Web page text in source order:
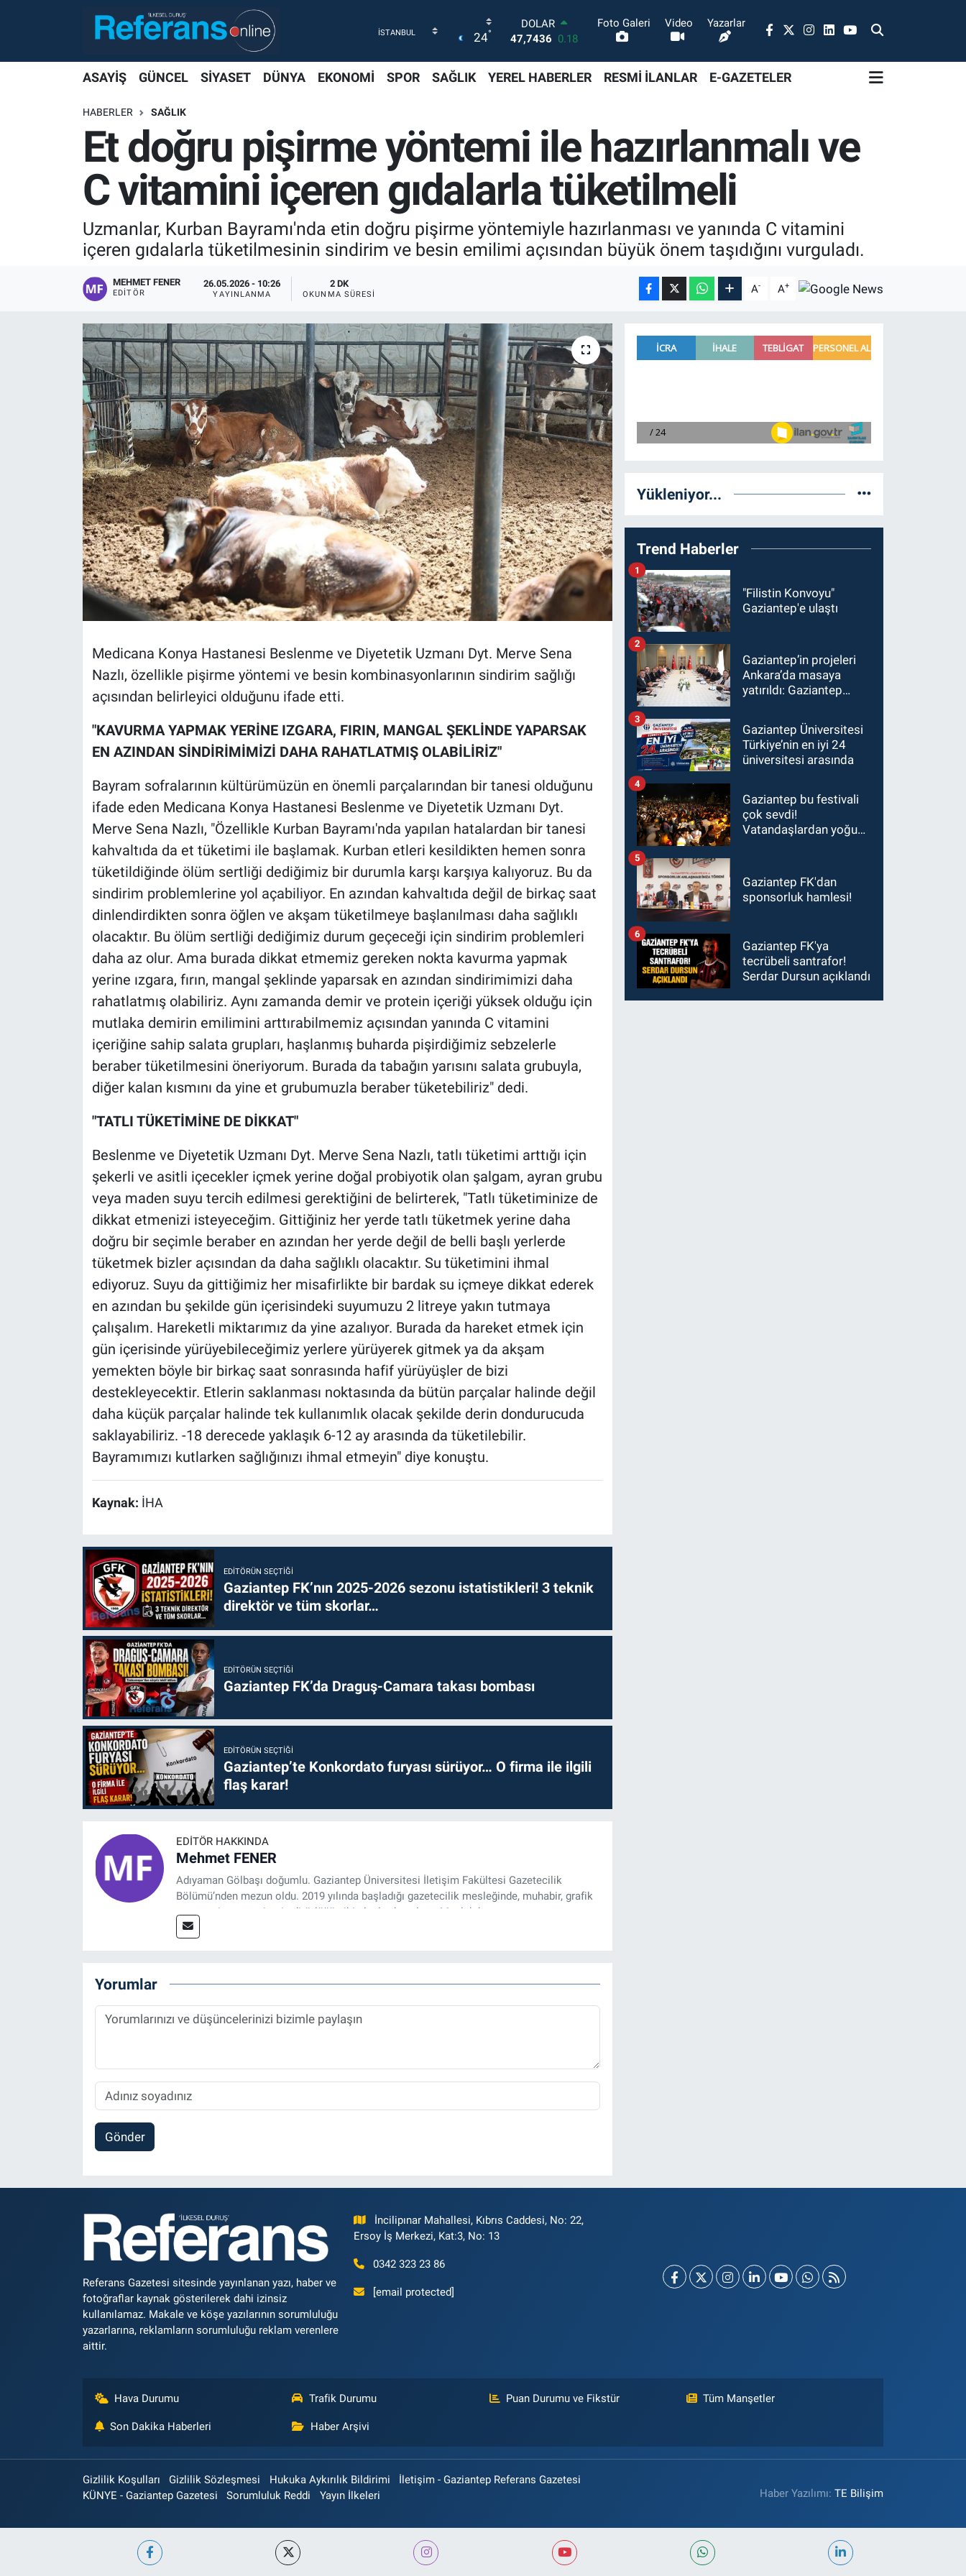
24°
DOLAR
47,7436 0.18
STERLİN
6660.55 0.03
BİST100
13.779 -14
BITCOIN
64.959,79
1.11
Foto Galeri Video Yazarlar
ASAYİŞ GÜNCEL SİYASET DÜNYA EKONOMİ SPOR SAĞLIK YEREL HABERLER RESMİ İLANLAR E-GAZETELER
HABERLER SAĞLIK
Et doğru pişirme yöntemi ile hazırlanmalı ve
C vitamini içeren gıdalarla tüketilmeli
Uzmanlar, Kurban Bayramı'nda etin doğru pişirme yöntemiyle hazırlanması ve yanında C vitamini
içeren gıdalarla tüketilmesinin sindirim ve besin emilimi açısından büyük önem taşıdığını vurguladı.
MEHMET FENER
EDITÖR
26.05.2026 - 10:26
YAYINLANMA
2 DK
OKUNMA SÜRESI A- A+
Medicana Konya Hastanesi Beslenme ve Diyetetik Uzmanı Dyt. Merve Sena
Nazlı, özellikle pişirme yöntemi ve besin kombinasyonlarının sindirim sağlığı
açısından belirleyici olduğunu ifade etti.
"KAVURMA YAPMAK YERİNE IZGARA, FIRIN, MANGAL ŞEKLİNDE YAPARSAK
EN AZINDAN SİNDİRİMİMİZİ DAHA RAHATLATMIŞ OLABİLİRİZ"
Bayram sofralarının kültürümüzün en önemli parçalarından bir tanesi olduğunu
ifade eden Medicana Konya Hastanesi Beslenme ve Diyetetik Uzmanı Dyt.
Merve Sena Nazlı, "Özellikle Kurban Bayramı'nda yapılan hatalardan bir tanesi
kahvaltıda da et tüketimi ile başlamak. Kurban etleri kesildikten hemen sonra
tüketildiğinde ölüm sertliği dediğimiz bir durumla karşı karşıya kalıyoruz. Bu da
sindirim problemlerine yol açabiliyor. En azından kahvaltıda değil de birkaç saat
dinlendirdikten sonra öğlen ve akşam tüketilmeye başlanılması daha sağlıklı
olacaktır. Bu ölüm sertliği dediğimiz durum geçeceği için sindirim problemleri
daha az olur. Ama burada dikkat etmemiz gereken nokta kavurma yapmak
yerine ızgara, fırın, mangal şeklinde yaparsak en azından sindirimimizi daha
rahatlatmış olabiliriz. Aynı zamanda demir ve protein içeriği yüksek olduğu için
mutlaka demirin emilimini arttırabilmemiz açısından yanında C vitamini
içeriğine sahip salata grupları, haşlanmış buharda pişirdiğimiz sebzelerle
beraber tüketilmesini öneriyorum. Burada da tabağın yarısını salata grubuyla,
diğer kalan kısmını da yine et grubumuzla beraber tüketebiliriz" dedi.
"TATLI TÜKETİMİNE DE DİKKAT"
Beslenme ve Diyetetik Uzmanı Dyt. Merve Sena Nazlı, tatlı tüketimi arttığı için
şekerli ve asitli içecekler içmek yerine doğal probiyotik olan şalgam, ayran grubu
veya maden suyu tercih edilmesi gerektiğini de belirterek, "Tatlı tüketiminize de
dikkat etmenizi isteyeceğim. Gittiğiniz her yerde tatlı tüketmek yerine daha
doğru bir seçimle beraber en azından her yerde değil de belli başlı yerlerde
tüketmek bizler açısından da daha sağlıklı olacaktır. Su tüketimini ihmal
ediyoruz. Suyu da gittiğimiz her misafirlikte bir bardak su içmeye dikkat ederek
en azından bu şekilde gün içerisindeki suyumuzu 2 litreye yakın tutmaya
çalışalım. Hareketli miktarımız da yine azalıyor. Burada da hareket etmek için
gün içerisinde yürüyebileceğimiz yerlere yürüyerek gitmek ya da akşam
yemekten böyle bir birkaç saat sonrasında hafif yürüyüşler de bizi
destekleyecektir. Etlerin saklanması noktasında da bütün parçalar halinde değil
daha küçük parçalar halinde tek kullanımlık olacak şekilde derin dondurucuda
saklayabiliriz. -18 derecede yaklaşık 6-12 ay arasında da tüketilebilir.
Bayramımızı kutlarken sağlığınızı ihmal etmeyin" diye konuştu.
Kaynak: İHA
EDITÖRÜN SEÇTIĞI
Gaziantep FK’nın 2025-2026 sezonu istatistikleri! 3 teknik
direktör ve tüm skorlar…
EDITÖRÜN SEÇTIĞI
Gaziantep FK’da Draguş-Camara takası bombası
EDITÖRÜN SEÇTIĞI
Gaziantep’te Konkordato furyası sürüyor… O firma ile ilgili
flaş karar!
EDITÖR HAKKINDA
Mehmet FENER
Adıyaman Gölbaşı doğumlu. Gaziantep Üniversitesi İletişim Fakültesi Gazetecilik
Bölümü’nden mezun oldu. 2019 yılında başladığı gazetecilik mesleğinde, muhabir, grafik
tasarım, internet sitesi editörlüğü gibi alanlarda çalıştı. Meslek hayatına
Referansgazetesi.com.tr’de yazı işleri müdürü ve “Güncel, Spor ve Teknolojiden Sorumlu
Yorumlar
Gönder
Yükleniyor...
Trend Haberler
"Filistin Konvoyu"
Gaziantep'e ulaştı
1
Gaziantep’in projeleri
Ankara’da masaya
yatırıldı: Gaziantep
Şimşek’e ziyaret!
2
Gaziantep Üniversitesi
Türkiye’nin en iyi 24
üniversitesi arasında
3
Gaziantep bu festivali
çok sevdi!
Vatandaşlardan yoğun
4
Gaziantep FK'dan
sponsorluk hamlesi!
5
Gaziantep FK'ya
tecrübeli santrafor!
Serdar Dursun açıklandı
6
Referans Gazetesi sitesinde yayınlanan yazı, haber ve
fotoğraflar kaynak gösterilerek dahi izinsiz
kullanılamaz. Makale ve köşe yazılarının sorumluluğu
yazarlarına, reklamların sorumluluğu reklam verenlere
aittir.
İncilipınar Mahallesi, Kıbrıs Caddesi, No: 22,
Ersoy İş Merkezi, Kat:3, No: 13
0342 323 23 86
[email protected]
Hava Durumu Trafik Durumu Puan Durumu ve Fikstür Tüm Manşetler
Son Dakika Haberleri Haber Arşivi
Gizlilik Koşulları Gizlilik Sözleşmesi Hukuka Aykırılık Bildirimi
İletişim - Gaziantep Referans Gazetesi
KÜNYE - Gaziantep Gazetesi
Sorumluluk Reddi Yayın İlkeleri Haber Yazılımı:TE Bilişim